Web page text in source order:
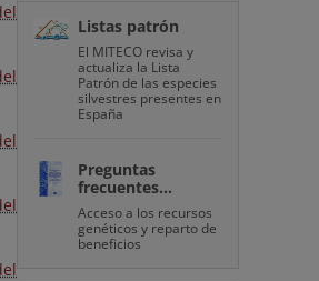
Listas patrón
El MITECO revisa y
actualiza la Lista
Patrón de las especies
silvestres presentes en
España
Preguntas
frecuentes...
Acceso a los recursos
genéticos y reparto de
beneficios